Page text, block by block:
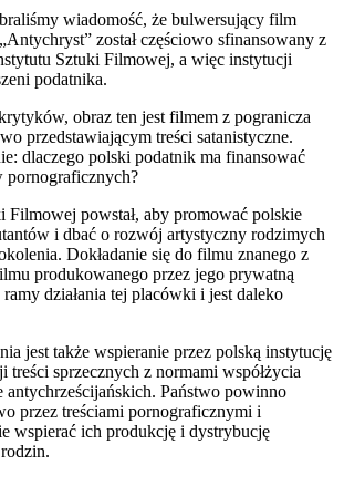
wiadomość, że bulwersujący film
został częściowo sfinansowany z
Sztuki Filmowej, a więc instytucji
podatnika.
obraz ten jest filmem z pogranicza
przedstawiającym treści satanistyczne.
dlaczego polski podatnik ma finansować
Filmowej powstał, aby promować polskie
i dbać o rozwój artystyczny rodzimych
Dokładanie się do filmu znanego z
produkowanego przez jego prywatną
działania tej placówki i jest daleko
jest także wspieranie przez polską instytucję
treści sprzecznych z normami współżycia
antychrześcijańskich. Państwo powinno
przez treściami pornograficznymi i
wspierać ich produkcję i dystrybucję